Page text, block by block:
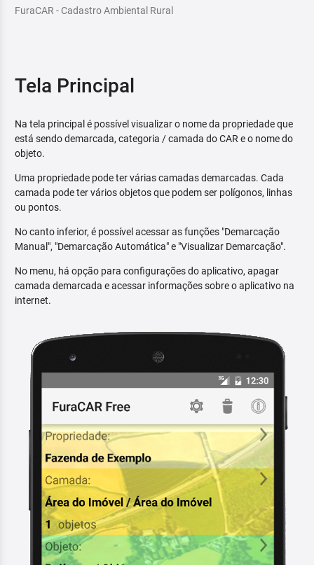
FuraCAR - Cadastro Ambiental Rural
Tela Principal
Na tela principal é possível visualizar o nome da propriedade que
está sendo demarcada, categoria / camada do CAR e o nome do
objeto.
Uma propriedade pode ter várias camadas demarcadas. Cada
camada pode ter vários objetos que podem ser polígonos, linhas
ou pontos.
No canto inferior, é possível acessar as funções "Demarcação
Manual", "Demarcação Automática" e "Visualizar Demarcação".
No menu, há opção para configurações do aplicativo, apagar
camada demarcada e acessar informações sobre o aplicativo na
internet.